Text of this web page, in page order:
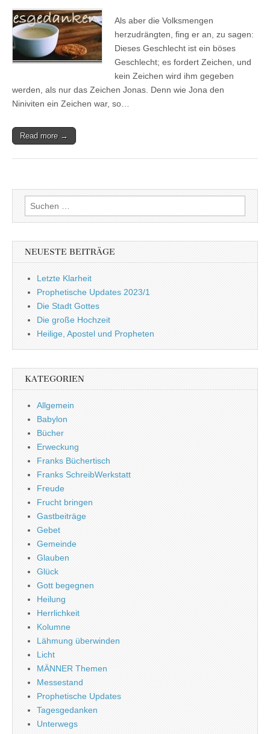
Als aber die Volksmengen
herzudrängten, fing er an, zu sagen:
Dieses Geschlecht ist ein böses
Geschlecht; es fordert Zeichen, und
kein Zeichen wird ihm gegeben
werden, als nur das Zeichen Jonas. Denn wie Jona den
Niniviten ein Zeichen war, so…
Read more →
Suchen
nach:
NEUESTE BEITRÄGE
Letzte Klarheit
Prophetische Updates 2023/1
Die Stadt Gottes
Die große Hochzeit
Heilige, Apostel und Propheten
KATEGORIEN
Allgemein
Babylon
Bücher
Erweckung
Franks Büchertisch
Franks SchreibWerkstatt
Freude
Frucht bringen
Gastbeiträge
Gebet
Gemeinde
Glauben
Glück
Gott begegnen
Heilung
Herrlichkeit
Kolumne
Lähmung überwinden
Licht
MÄNNER Themen
Messestand
Prophetische Updates
Tagesgedanken
Unterwegs